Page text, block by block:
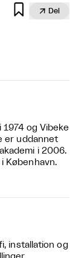
  Del
og Vibeke
er uddannet
i 2006.
København.
installation og